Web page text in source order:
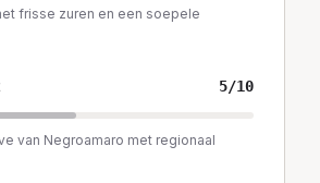
frisse zuren en een soepele
5/10
van Negroamaro met regionaal